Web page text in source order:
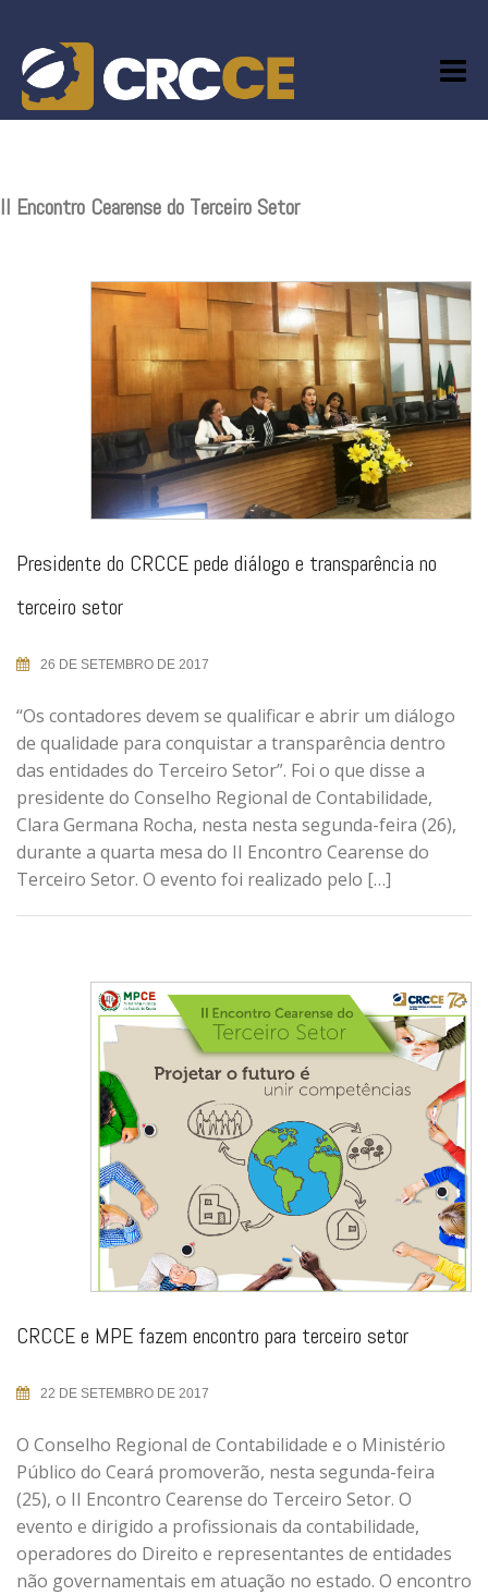
content
II Encontro Cearense do Terceiro Setor
Presidente do CRCCE pede diálogo e transparência no
terceiro setor
26 DE SETEMBRO DE 2017
“Os contadores devem se qualificar e abrir um diálogo
de qualidade para conquistar a transparência dentro
das entidades do Terceiro Setor”. Foi o que disse a
presidente do Conselho Regional de Contabilidade,
Clara Germana Rocha, nesta nesta segunda-feira (26),
durante a quarta mesa do II Encontro Cearense do
Terceiro Setor. O evento foi realizado pelo […]
CRCCE e MPE fazem encontro para terceiro setor
22 DE SETEMBRO DE 2017
O Conselho Regional de Contabilidade e o Ministério
Público do Ceará promoverão, nesta segunda-feira
(25), o II Encontro Cearense do Terceiro Setor. O
evento e dirigido a profissionais da contabilidade,
operadores do Direito e representantes de entidades
não governamentais em atuação no estado. O encontro